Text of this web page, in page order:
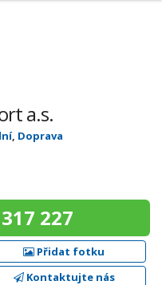
a.s.
, Doprava
227
Přidat fotku
Kontaktujte nás